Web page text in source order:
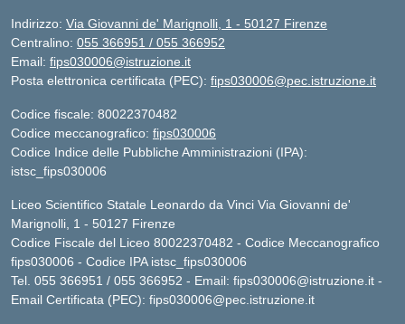
Indirizzo: Via Giovanni de' Marignolli, 1 - 50127 Firenze
Centralino: 055 366951 / 055 366952
Email: fips030006@istruzione.it
Posta elettronica certificata (PEC): fips030006@pec.istruzione.it
Codice fiscale: 80022370482
Codice meccanografico: fips030006
Codice Indice delle Pubbliche Amministrazioni (IPA):
istsc_fips030006
Liceo Scientifico Statale Leonardo da Vinci Via Giovanni de'
Marignolli, 1 - 50127 Firenze
Codice Fiscale del Liceo 80022370482 - Codice Meccanografico
fips030006 - Codice IPA istsc_fips030006
Tel. 055 366951 / 055 366952 - Email: fips030006@istruzione.it -
Email Certificata (PEC): fips030006@pec.istruzione.it